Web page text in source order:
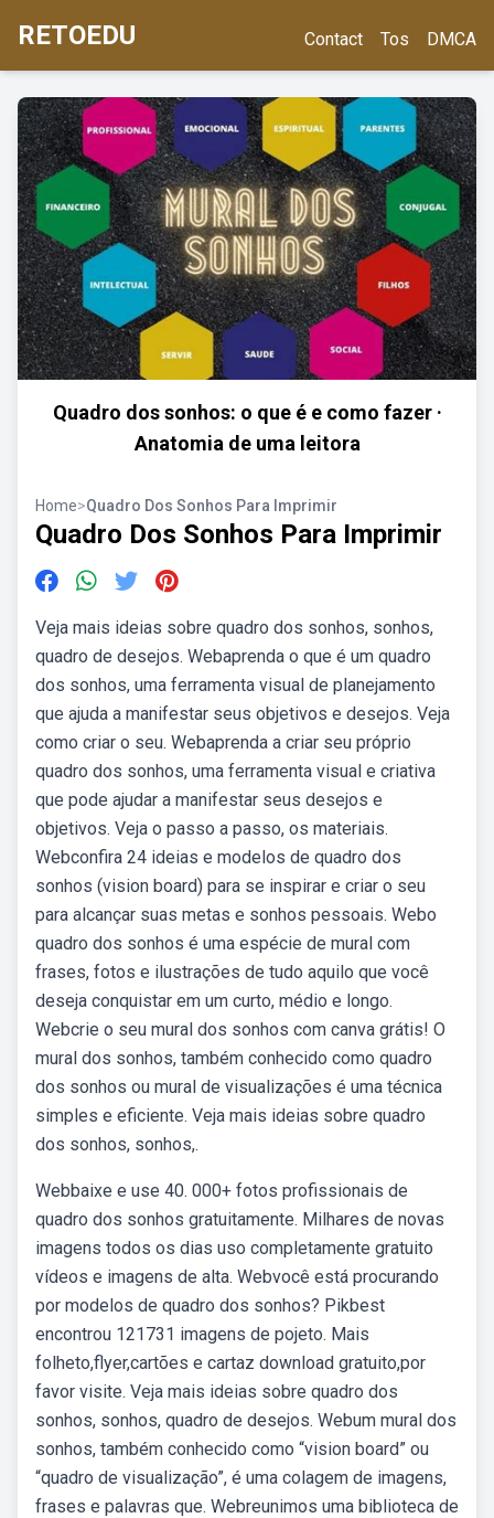
RETOEDU Contact Tos DMCA
Quadro dos sonhos: o que é e como fazer ·
Anatomia de uma leitora
Home>Quadro Dos Sonhos Para Imprimir
Quadro Dos Sonhos Para Imprimir
Veja mais ideias sobre quadro dos sonhos, sonhos,
quadro de desejos. Webaprenda o que é um quadro
dos sonhos, uma ferramenta visual de planejamento
que ajuda a manifestar seus objetivos e desejos. Veja
como criar o seu. Webaprenda a criar seu próprio
quadro dos sonhos, uma ferramenta visual e criativa
que pode ajudar a manifestar seus desejos e
objetivos. Veja o passo a passo, os materiais.
Webconfira 24 ideias e modelos de quadro dos
sonhos (vision board) para se inspirar e criar o seu
para alcançar suas metas e sonhos pessoais. Webo
quadro dos sonhos é uma espécie de mural com
frases, fotos e ilustrações de tudo aquilo que você
deseja conquistar em um curto, médio e longo.
Webcrie o seu mural dos sonhos com canva grátis! O
mural dos sonhos, também conhecido como quadro
dos sonhos ou mural de visualizações é uma técnica
simples e eficiente. Veja mais ideias sobre quadro
dos sonhos, sonhos,.
Webbaixe e use 40. 000+ fotos profissionais de
quadro dos sonhos gratuitamente. Milhares de novas
imagens todos os dias uso completamente gratuito
vídeos e imagens de alta. Webvocê está procurando
por modelos de quadro dos sonhos? Pikbest
encontrou 121731 imagens de pojeto. Mais
folheto,flyer,cartões e cartaz download gratuito,por
favor visite. Veja mais ideias sobre quadro dos
sonhos, sonhos, quadro de desejos. Webum mural dos
sonhos, também conhecido como “vision board” ou
“quadro de visualização”, é uma colagem de imagens,
frases e palavras que. Webreunimos uma biblioteca de